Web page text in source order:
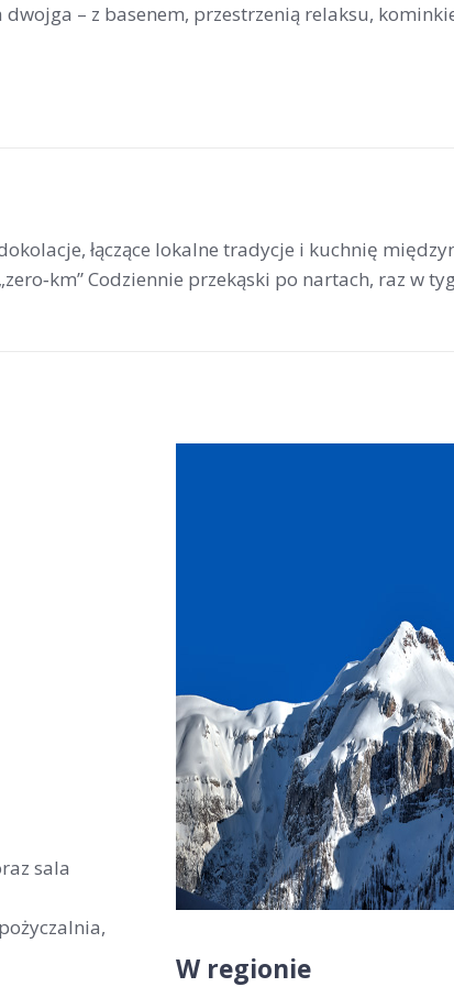
– z basenem, przestrzenią relaksu,
łączące lokalne tradycje i kuchnię
Codziennie przekąski po nartach, raz w
sala
W regionie